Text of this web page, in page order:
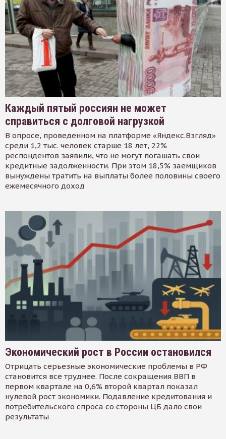
Каждый пятый россиян не может
справиться с долговой нагрузкой
В опросе, проведенном на платформе «Яндекс.Взгляд»
среди 1,2 тыс. человек старше 18 лет, 22%
респондентов заявили, что не могут погашать свои
кредитные задолженности. При этом 18,5% заемщиков
вынуждены тратить на выплаты более половины своего
ежемесячного доход
Экономический рост в России остановился
Отрицать серьезные экономические проблемы в РФ
становится все труднее. После сокращения ВВП в
первом квартале на 0,6% второй квартал показал
нулевой рост экономики. Подавление кредитования и
потребительского спроса со стороны ЦБ дало свои
результаты